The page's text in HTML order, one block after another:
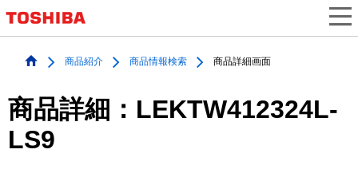
商品紹介 商品情報検索 商品詳細画面
商品詳細：LEKTW412324L-
LS9